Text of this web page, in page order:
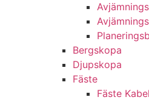
Berg­skopa
Djup­skopa
Fäste
Fäste